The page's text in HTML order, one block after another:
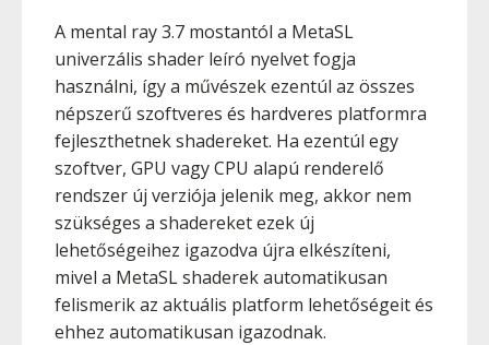
A mental ray 3.7 mostantól a MetaSL
univerzális shader leíró nyelvet fogja
használni, így a művészek ezentúl az összes
népszerű szoftveres és hardveres platformra
fejleszthetnek shadereket. Ha ezentúl egy
szoftver, GPU vagy CPU alapú renderelő
rendszer új verziója jelenik meg, akkor nem
szükséges a shadereket ezek új
lehetőségeihez igazodva újra elkészíteni,
mivel a MetaSL shaderek automatikusan
felismerik az aktuális platform lehetőségeit és
ehhez automatikusan igazodnak.